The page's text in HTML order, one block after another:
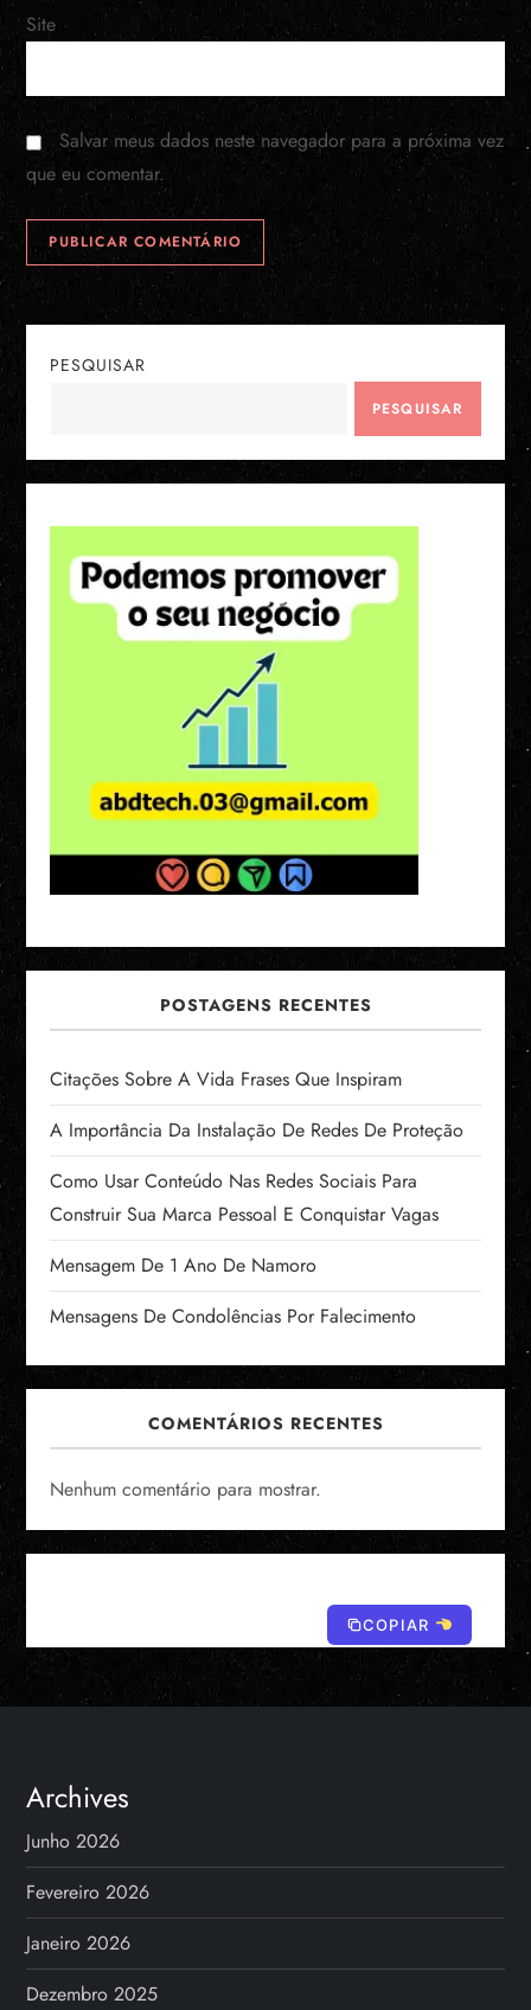
Site
Salvar meus dados neste navegador para a próxima vez
que eu comentar.
PESQUISAR
PESQUISAR
POSTAGENS RECENTES
Citações Sobre A Vida Frases Que Inspiram
A Importância Da Instalação De Redes De Proteção
Como Usar Conteúdo Nas Redes Sociais Para
Construir Sua Marca Pessoal E Conquistar Vagas
Mensagem De 1 Ano De Namoro
Mensagens De Condolências Por Falecimento
COMENTÁRIOS RECENTES
Nenhum comentário para mostrar.
COPIAR
Archives
Junho 2026
Fevereiro 2026
Janeiro 2026
Dezembro 2025